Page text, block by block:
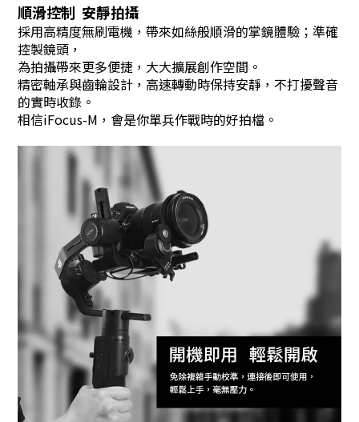
順滑控制 安靜拍攝
採用高精度無刷電機，帶來如絲般順滑的掌鏡體驗；準確
控製鏡頭，
為拍攝帶來更多便捷，大大擴展創作空間。
精密軸承與齒輪設計，高速轉動時保持安靜，不打擾聲音
的實時收錄。
相信iFocus-M，會是你單兵作戰時的好拍檔。